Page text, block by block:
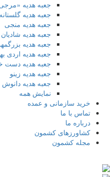
جعبه هدیه «مرجی
جعبه هدیه گلستانه
جعبه هدیه منجی
جعبه هدیه شادیان
جعبه هدیه بزرگمهر
جعبه هدیه اردی
جعبه هدیه دست
جعبه هدیه زینو
جعبه هدیه دانوش
نمایش همه
خرید سازمانی و عمده
تماس با ما
درباره ما
کشاورزهای کشمون
مجله کشمون